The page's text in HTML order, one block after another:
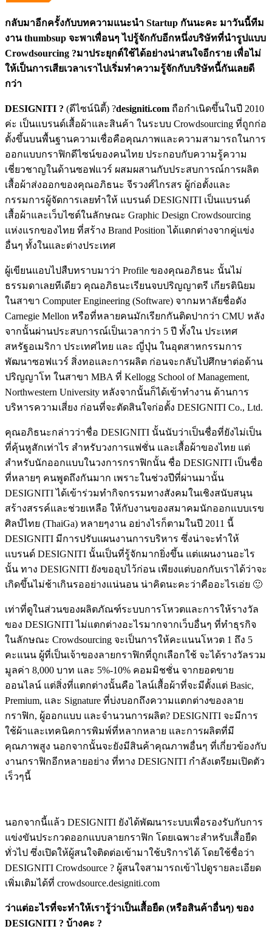
กลับมาอีกครั้งกับบทความแนะนำ Startup กันนะคะ มาวันนี้ทีม
งาน thumbsup จะพาเพื่อนๆ ไปรู้จักกับอีกหนึ่งบริษัทที่นำรูปแบบ
Crowdsourcing ?มาประยุกต์ใช้ได้อย่างน่าสนใจอีกราย เพื่อไม่
ให้เป็นการเสียเวลาเราไปเริ่มทำความรู้จักกับบริษัทนี้กันเลยดี
กว่า
DESIGNITI ? (ดีไซน์นิตี้) ?designiti.com ถือกำเนิดขึ้นในปี 2010
ค่ะ เป็นแบรนด์เสื้อผ้าและสินค้า ในระบบ Crowdsourcing ที่ถูกก่อ
ตั้งขึ้นบนพื้นฐานความเชื่อคือคุณภาพและความสามารถในการ
ออกแบบกราฟิกดีไซน์ของคนไทย ประกอบกับความรู้ความ
เชี่ยวชาญในด้านซอฟแวร์ ผสมผสานกับประสบการณ์การผลิต
เสื้อผ้าส่งออกของคุณอภิธนะ จีรวงศ์ไกรสร ผู้ก่อตั้งและ
กรรมการผู้จัดการเลยทำให้ แบรนด์ DESIGNITI เป็นแบรนด์
เสื้อผ้าและเว็บไซต์ในลักษณะ Graphic Design Crowdsourcing
แห่งแรกของไทย ที่สร้าง Brand Position ได้แตกต่างจากคู่แข่ง
อื่นๆ ทั้งในและต่างประเทศ
ผู้เขียนแอบไปสืบทราบมาว่า Profile ของคุณอภิธนะ นั้นไม่
ธรรมดาเลยทีเดียว คุณอภิธนะเรียนจบปริญญาตรี เกียรตินิยม
ในสาขา Computer Engineering (Software) จากมหาลัยชื่อดัง
Carnegie Mellon หรือที่หลายคนมักเรียกกันติดปากว่า CMU หลัง
จากนั้นผ่านประสบการณ์เป็นเวลากว่า 5 ปี ทั้งใน ประเทศ
สหรัฐอเมริกา ประเทศไทย และ ญี่ปุ่น ในอุตสาหกรรมการ
พัฒนาซอฟแวร์ สิ่งทอและการผลิต ก่อนจะกลับไปศึกษาต่อด้าน
ปริญญาโท ในสาขา MBA ที่ Kellogg School of Management,
Northwestern University หลังจากนั้นก็ได้เข้าทำงาน ด้านการ
บริหารความเสี่ยง ก่อนที่จะตัดสินใจก่อตั้ง DESIGNITI Co., Ltd.
คุณอภิธนะกล่าวว่าชื่อ DESIGNITI นั้นนับว่าเป็นชื่อที่ยังไม่เป็น
ที่คุ้นหูสักเท่าไร สำหรับวงการแฟชั่น และเสื้อผ้าของไทย แต่
สำหรับนักออกแบบในวงการกราฟิกนั้น ชื่อ DESIGNITI เป็นชื่อ
ที่หลายๆ คนพูดถึงกันมาก เพราะในช่วงปีที่ผ่านมานั้น
DESIGNITI ได้เข้าร่วมทำกิจกรรมทางสังคมในเชิงสนับสนุน
สร้างสรรค์และช่วยเหลือ ให้กับงานของสมาคมนักออกแบบเรข
ศิลป์ไทย (ThaiGa) หลายๆงาน อย่างไรก็ตามในปี 2011 นี้
DESIGNITI มีการปรับแผนงานการบริหาร ซึ่งน่าจะทำให้
แบรนด์ DESIGNITI นั้นเป็นที่รู้จักมากยิ่งขึ้น แต่แผนงานอะไร
นั้น ทาง DESIGNITI ยังขออุบไว้ก่อน เพียงแต่บอกกับเราได้ว่าจะ
เกิดขึ้นไม่ช้าเกินรออย่างแน่นอน น่าคิดนะคะว่าคืออะไรเอ่ย 🙂
เท่าที่ดูในส่วนของผลิตภัณฑ์ระบบการโหวตและการให้รางวัล
ของ DESIGNITI ไม่แตกต่างอะไรมากจากเว็บอื่นๆ ที่ทำธุรกิจ
ในลักษณะ Crowdsourcing จะเป็นการให้คะแนนโหวต 1 ถึง 5
คะแนน ผู้ที่เป็นเจ้าของลายกราฟิกที่ถูกเลือกใช้ จะได้รางวัลรวม
มูลค่า 8,000 บาท และ 5%-10% คอมมิชชั่น จากยอดขาย
ออนไลน์ แต่สิ่งที่แตกต่างนั้นคือ ไลน์เสื้อผ้าที่จะมีตั้งแต่ Basic,
Premium, และ Signature ที่บ่งบอกถึงความแตกต่างของลาย
กราฟิก, ผู้ออกแบบ และจำนวนการผลิต? DESIGNITI จะมีการ
ใช้ผ้าและเทคนิคการพิมพ์ที่หลากหลาย และการผลิตที่มี
คุณภาพสูง นอกจากนั้นจะยังมีสินค้าคุณภาพอื่นๆ ที่เกี่ยวข้องกับ
งานกราฟิกอีกหลายอย่าง ที่ทาง DESIGNITI กำลังเตรียมเปิดตัว
เร็วๆนี้
นอกจากนี้แล้ว DESIGNITI ยังได้พัฒนาระบบเพื่อรองรับกับการ
แข่งขันประกวดออกแบบลายกราฟิก โดยเฉพาะสำหรับเสื้อยืด
ทั่วไป ซึ่งเปิดให้ผู้สนใจติดต่อเข้ามาใช้บริการได้ โดยใช้ชื่อว่า
DESIGNITI Crowdsource ? ผู้สนใจสามารถเข้าไปดูรายละเอียด
เพิ่มเติมได้ที่ crowdsource.designiti.com
ว่าแต่อะไรที่จะทำให้เรารู้ว่าเป็นเสื้อยืด (หรือสินค้าอื่นๆ) ของ
DESIGNITI ? บ้างคะ ?